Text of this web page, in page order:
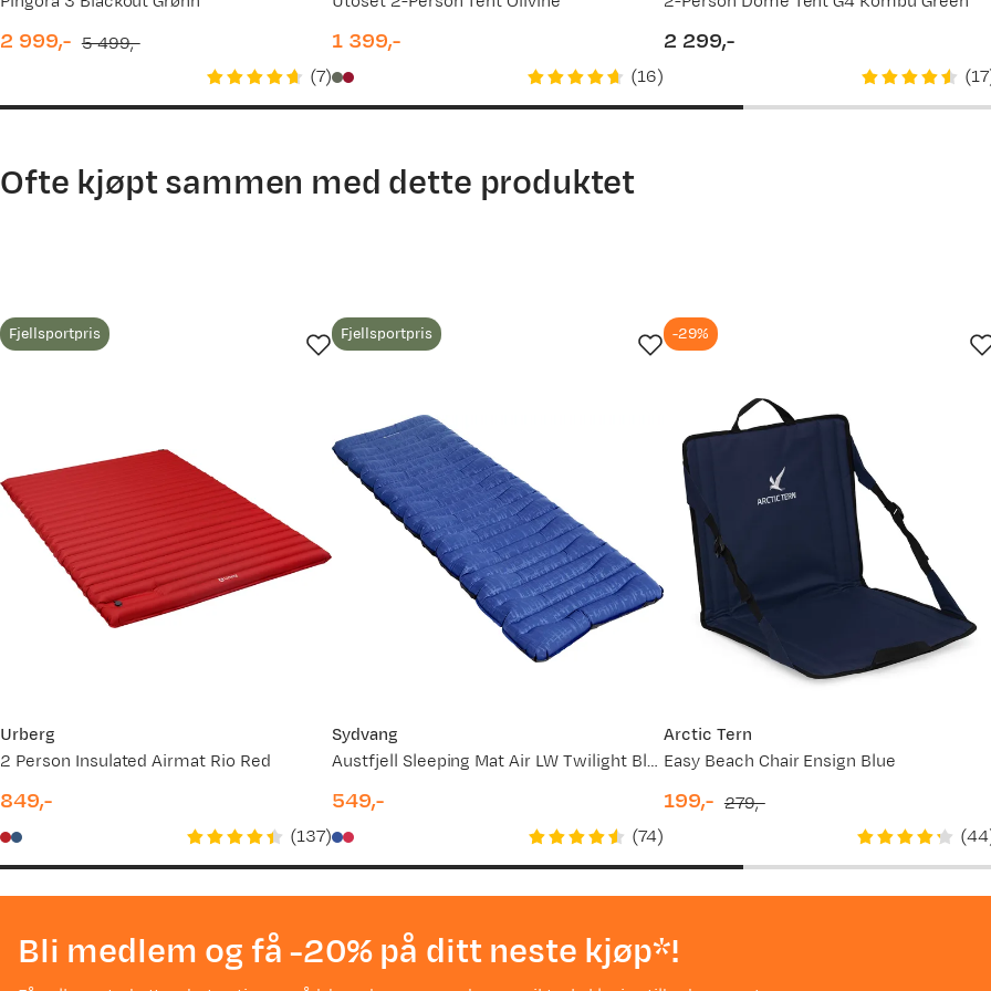
2 999,- 5 499,-
(7)
1 399,-
(16)
2 299,-
(17
Ofte kjøpt sammen med dette produktet
Urberg
2 Person Insulated Airmat Rio Red
Fjellsportpris
849,-
(137)
Sydvang
Austfjell Sleeping Mat Air LW Twilight Blue
Fjellsportpris
549,-
(74)
Arctic Tern
Easy Beach Chair Ensign Blue
-29%
199,- 279,-
(44
Bli medlem og få -20% på ditt neste kjøp*!